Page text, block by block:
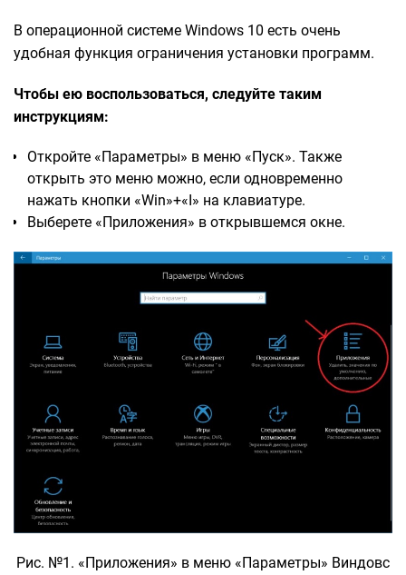
В операционной системе Windows 10 есть очень
удобная функция ограничения установки программ.
Чтобы ею воспользоваться, следуйте таким
инструкциям:
Откройте «Параметры» в меню «Пуск». Также
открыть это меню можно, если одновременно
нажать кнопки «Win»+«I» на клавиатуре.
Выберете «Приложения» в открывшемся окне.
Рис. №1. «Приложения» в меню «Параметры» Виндовс